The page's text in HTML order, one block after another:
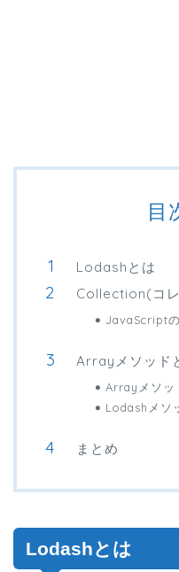
目
Lodashとは
Collection(コ
JavaScript
Arrayメソッド
Arrayメソッ
Lodashメソ
まとめ
Lodashとは